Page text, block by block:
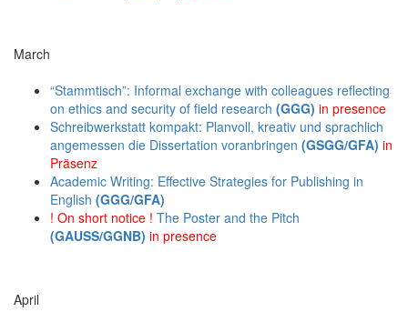
March
“Stammtisch”: Informal exchange with colleagues reflecting
on ethics and security of field research (GGG) in presence
Schreibwerkstatt kompakt: Planvoll, kreativ und sprachlich
angemessen die Dissertation voranbringen (GSGG/GFA) in
Präsenz
Academic Writing: Effective Strategies for Publishing in
English (GGG/GFA)
! On short notice ! The Poster and the Pitch
(GAUSS/GGNB) in presence
April